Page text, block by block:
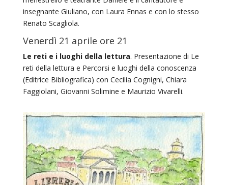
insegnante Giuliano, con Laura Ennas e con lo stesso
Renato Scagliola.
Venerdì 21 aprile ore 21
Le reti e i luoghi della lettura. Presentazione di Le
reti della lettura e Percorsi e luoghi della conoscenza
(Editrice Bibliografica) con Cecilia Cognigni, Chiara
Faggiolani, Giovanni Solimine e Maurizio Vivarelli.